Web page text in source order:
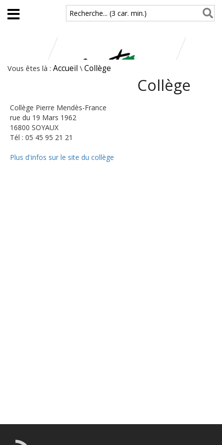
Aller au contenu principal
Recherche... (3 car. min.)
Vous êtes là : Accueil \ Collège
Collège
Collège Pierre Mendès-France
rue du 19 Mars 1962
16800 SOYAUX
Tél : 05 45 95 21 21
Plus d'infos sur le site du collège